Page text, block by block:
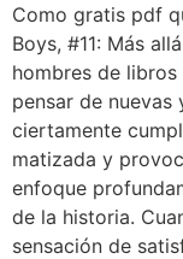
Como gratis pdf
Boys, #11: Más
hombres de
pensar de
ciertamente
matizada y
enfoque
de la historia.
sensación de